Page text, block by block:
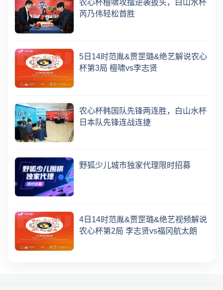
农心杯檀啸攻擂逆袭扳头，白山水杯
芮乃伟轻松首胜
5日14时范胤&贾罡璐&绝艺解说农心
杯第3局 檀啸vs李志贤
农心杯韩国队先锋两连胜，白山水杯
日本队先锋连战连捷
野狐少儿城市独家代理限时招募
4日14时范胤&贾罡璐&绝艺视频解说
农心杯第2局 李志贤vs福冈航太朗